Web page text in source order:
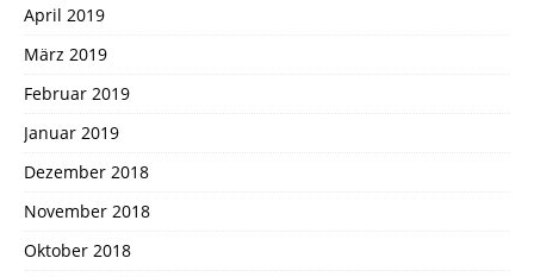
April 2019
März 2019
Februar 2019
Januar 2019
Dezember 2018
November 2018
Oktober 2018